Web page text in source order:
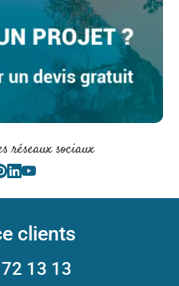
réseaux sociaux
clients
13 13